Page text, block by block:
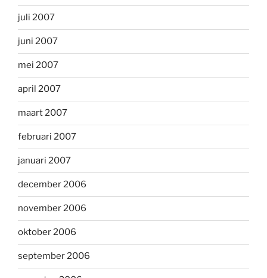
juli 2007
juni 2007
mei 2007
april 2007
maart 2007
februari 2007
januari 2007
december 2006
november 2006
oktober 2006
september 2006